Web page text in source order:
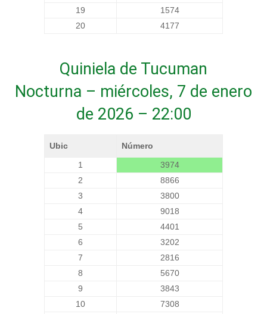
19
1574
20
4177
Quiniela de Tucuman
Nocturna – miércoles, 7 de enero
de 2026 – 22:00
Ubic
Número
1
3974
2
8866
3
3800
4
9018
5
4401
6
3202
7
2816
8
5670
9
3843
10
7308